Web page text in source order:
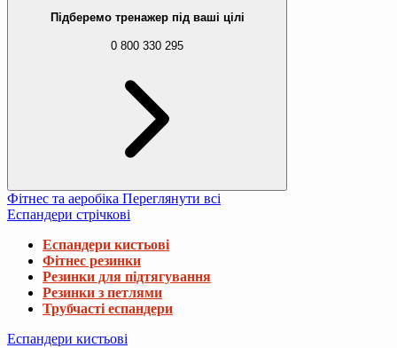
Підберемо тренажер під ваші цілі
0 800 330 295
Фітнес та аеробіка Переглянути всі
Еспандери стрічкові
Еспандери кистьові
Фітнес резинки
Резинки для підтягування
Резинки з петлями
Трубчасті еспандери
Еспандери кистьові